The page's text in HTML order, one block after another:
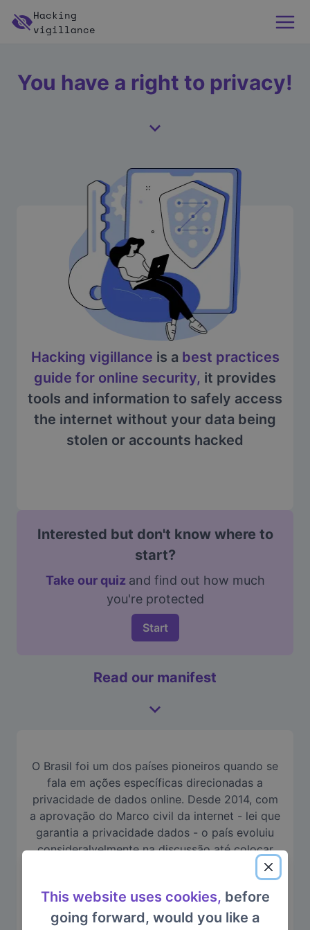
Hacking
vigillance
You have a right to privacy!
Hacking vigillance is a best practices
guide for online security, it provides
tools and information to safely access
the internet without your data being
stolen or accounts hacked
Interested but don't know where to
start?
Take our quiz and find out how much
you're protected
Start
Read our manifest
O Brasil foi um dos países pioneiros quando se
fala em ações específicas direcionadas a
privacidade de dados online. Desde 2014, com
a aprovação do Marco civil da internet - lei que
garantia a privacidade dados - o país evoluiu
consideralvelmente na discussão até colocar
em prática integral a Lei Geral de Proteção de
Dados em 2021, que promete atuar além do
escopo da internet.
Graças a LGPD, o procedimento para que um
This website uses cookies, before
going forward, would you like a